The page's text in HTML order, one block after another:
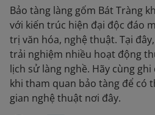
Bảo tàng làng gốm Bát Tràng
với kiến trúc hiện đại độc đáo
trị văn hóa, nghệ thuật. Tại
trải nghiệm nhiều hoạt động
lịch sử làng nghề. Hãy cùng
khi tham quan bảo tàng để có
gian nghệ thuật nơi đây.